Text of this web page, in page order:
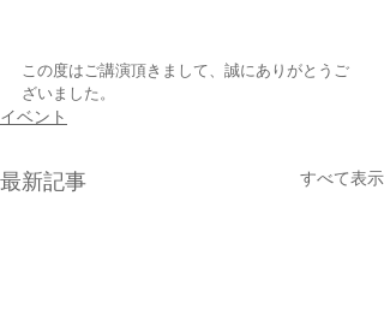
この度はご講演頂きまして、誠にありがとうご
ざいました。
イベント
最新記事 すべて表示